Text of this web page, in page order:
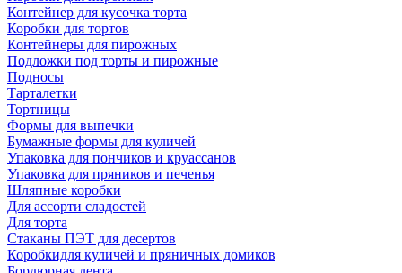
Контейнер для кусочка торта
Коробки для тортов
Контейнеры для пирожных
Подложки под торты и пирожные
Подносы
Тарталетки
Тортницы
Формы для выпечки
Бумажные формы для куличей
Упаковка для пончиков и круассанов
Упаковка для пряников и печенья
Шляпные коробки
Для ассорти сладостей
Для торта
Стаканы ПЭТ для десертов
Коробкидля куличей и пряничных домиков